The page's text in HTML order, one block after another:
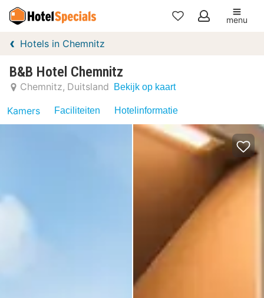
Mijn
menu
Hotels in Chemnitz
B&B Hotel Chemnitz
Chemnitz Duitsland Bekijk op kaart
Kamers Faciliteiten Hotelinformatie